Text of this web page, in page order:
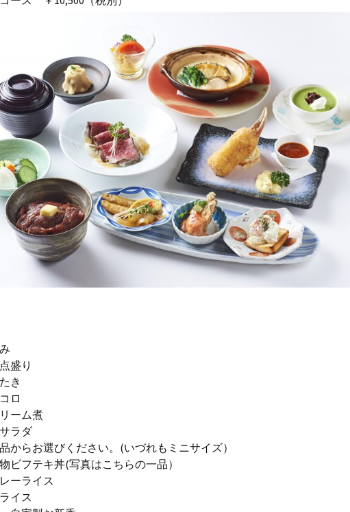
盛り
き
ロ
ーム煮
ラダ
からお選びください。(いづれもミニサイズ）
ビフテキ丼(写真はこちらの一品）
ーライス
イス